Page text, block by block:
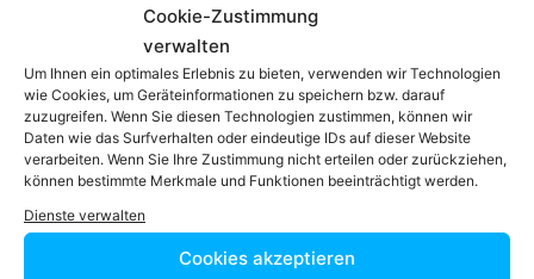
Cookie-Zustimmung
verwalten
Um Ihnen ein optimales Erlebnis zu bieten, verwenden wir Technologien
wie Cookies, um Geräteinformationen zu speichern bzw. darauf
zuzugreifen. Wenn Sie diesen Technologien zustimmen, können wir
Daten wie das Surfverhalten oder eindeutige IDs auf dieser Website
verarbeiten. Wenn Sie Ihre Zustimmung nicht erteilen oder zurückziehen,
können bestimmte Merkmale und Funktionen beeinträchtigt werden.
Dienste verwalten
Cookies akzeptieren
Das ist mein Profil
0512/343632
0512/34363230
office@ra-rupp.at
Homepage